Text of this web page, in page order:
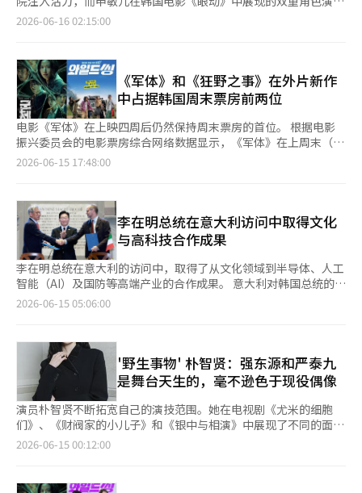
他人建立联系。无论孩子们与什么对象玩耍，想象力的发挥都是不
变的元素。”对于韩国观众来说，博尼的孤独感和对友谊的渴望是
建立联系、共鸣和友谊。她的友谊和人际关系的思考方式受到周围
朋友的影响。博尼努力拥有别人拥有的设备，使用别人使用的技
术，尽量使用朋友们的语言。尽管如此，她却面临无法实现真正渴
望的真诚连接的困境。这对博尼和杰西来说都是巨大的挑战。杰西
重视友谊和连接，但她认为为了此不能失去自己的真诚。希望韩国
观众能对此有所共鸣。”本作品中，杰西的故事也是重要的一部
分。她渴望作为玩具陪伴孩子，但又不得不面对孩子逐渐走向另一
现出来。随着孩子的成长，作为父母也会感同身受，必须放下他
们。对于沉迷于智能设备、无法像以前那样玩耍的孩子来说，像杰
西一样告诉他们‘孩子们应该快乐、玩耍和享受’的存在是非常重
要的。与好朋友见面、分享心情和建立联系的主题在电影中并不容
易呈现，但这部作品做得非常好。”饰演伍迪的汤姆·汉克斯谈到
了角色所经历的时间和重新回归的责任感。他说：“伍迪经历了很
多事情。最初，他是安迪房间里玩具的领导者，稍显权威和规范，
一个经历岁月洗礼的玩具。我认为他是所有玩具角色中最有经验的
老将。”他补充道：“作为与角色共同度过30年的演员，我意识到
所有学习的过程，并以更大的责任感投入其中。”巴斯也迎来了新
的变化。蒂姆·艾伦预告此次作品中巴斯的情感线将更加突出。他
表示：“这次观众将看到巴斯感受到情感的一面，他的心因某人而
怦怦跳动，杰西对他来说的心意将更加明显。”他还谈到多种版本
的巴斯的配音过程：“演绎这些角色非常有趣。我自己也喜欢每次
演出时进行升级，这次大家将见到的巴斯是经过实际升级的玩
裔美国演员格蕾塔·李饰演。他表示，他并没有将博尼所吸引的智
映。 CJ 4DPLEX的代表方俊植表示：“《军体》的成绩展示了韩
国内容与韩国开发的技术特别放映厅在全球市场的协同效应。未
的生态系统。” 另一方面，根据16日电影振兴委员会的电影票房
综合计算系统，《军体》在前一天15日吸引了33,836名观众，保
持了票房第一的位置。累计观众人数为524万6648人。※ 本报道
经人工智能（AI）系统翻译与编辑。
这一反应超越了简单的原声带消费，观众们以真实歌手的方式享受
电影中的角色。社交媒体上，《你喜欢》挑战活动正在进行。演员
基周、P.O、柳承秀、金善浩等同事演员也纷纷参与。包括aespa
的冬季、MONSTA X的基贤、Boynextdoor的泰山、STAYC的秀敏
等K-pop偶像，以及歌手、舞蹈家、主持人、厨师、棒球运动员等
各领域的参与者络绎不绝。在这一过程中，“崔成坤”不仅是一个
简单的角色，而是成为了一个粉丝文化的象征。电影中的粉丝
名“坤队”在社交媒体上如游戏般传播，吴政世也以“崔成坤”的
形象积极参与。他不仅参加了“无物时间”的采访，还与Risen
Jenna一起展示了“Boompala”挑战，增强了角色的现实感。观
成坤”的活动，这种构成引发了观众的沉浸感。乐天娱乐的相关人
士在接受采访时表示：“《狂野之声》不仅仅是一部电影，而是希
望观众能够在影院之外持续享受和消费角色及其世界观，因此我们
设立了多种接触点。”他还表示：“在崔成坤的线下粉丝见面会
上，观众们如同与真实艺术家见面一样，跨越了电影与现实的界
限，令我们感到非常欣慰。”在音乐排行榜上也出现了有趣的结
果。根据Melon HOT100排行榜（截至6月9日下午2点），崔成坤
的《你喜欢》排名第34位。特别是与电影中设定的连续39周保持
第二”的崔成坤在现实排行榜上超越了对手。线下的世界观扩展也
在继续。6月13日，为庆祝崔成坤的生日而举行的“成坤诞辰
日”特别放映会和舞台问候活动全场售罄。吴政世身着崔成坤的发
型和服装出现在影院，并演唱《你喜欢》，引发观众的热烈欢呼。
身穿粉色物品的观众们也齐声合唱，并准备了应援横幅，反应几乎
如同真实的粉丝见面会。这一趋势展示了电影角色在作品之外的再
消费方式。过去，电影中的歌曲往往局限于原声带或宣传内容，而
色，而是像真实活动的歌手一样进行消费。电影中的音乐活动也在
备受关注，大家都在期待这部电影能否延续影院的热潮。15日下
熙出席。《眼动》是一部悬疑惊悚片，讲述了因遗传病逐渐失去视
力的女主角徐珍在调查双胞胎妹妹之死的过程中，逐渐揭开真相的
故事。导演廉志浩表示：“由于《眼动》是一部惊悚片，因此我特
别注重让观众能够顺利跟随故事的发展，努力在模糊与清晰之间保
持平衡。”他接着说：“虽然这部电影是惊悚片，但我认为它也是
一部关于爱的电影。我思考了在表现爱的行为时，究竟什么才是真
正的爱，希望观众在观看时也能思考这些问题。”《眼动》改编自
2011年上映的西班牙电影《朱莉亚的眼睛》。导演廉志浩提
处。廉导演表示：“欧洲的情感与我们的情感有着微妙的不同。我
考虑到这种差异，努力让故事的推进方式更符合韩国观众的感受，
尽量消除情感上的隔阂。”在影片中，申敏儿饰演的徐珍是一名因
遗传性视神经病逐渐失去视力的摄影师，她在调查双胞胎妹妹的死
因时，面临重重挑战。而她的双胞胎妹妹徐仁则是一名成功的陶艺
家，却因神秘的死因而离世。申敏儿表示：“我努力表现出徐珍逐
渐失去视力时的情感和恐惧，同时也希望观众能感受到她与徐仁之
间复杂的关系。”她补充道：“随着剧情逐渐走向高潮，我也在努
敏儿挑战了双重角色的演绎。虽然两人面容相似，但却有着不同的
缺陷和欲望，创造出紧张的悬疑氛围。申敏儿表示：“我认为这两
个角色完全不同。徐珍和徐仁虽然长得相似，但性格和追求截然不
同。徐珍在进行相同的艺术创作时，内心有缺失，同时又对保护徐
仁有复杂的情感。”她继续说道：“徐仁专注于艺术，但又担心自
己的欲望会给姐姐带来麻烦。由于这两个人物有明显的区别，所以
我在演绎时将其视为不同的作品和角色。”表现失去视力的角色过
程并不容易。申敏儿与廉导演密切讨论了徐珍视野和感官变化的细
2026-06-16 02:15:00
《军体》和《狂野之事》在外片新作
中占据韩国周末票房前两位
电影《军体》在上映四周后仍然保持周末票房的首位。 根据电影
振兴委员会的电影票房综合网络数据显示，《军体》在上周末（12
日至14日）吸引了301052名观众，继续位居周末票房第一。累计
的故事。尽管已上映四周，但仍保持着周末票房的领先地位，进入
了长期热映阶段。 第二位是《狂野之事》。在同一时期，该片吸
引了205103名观众，累计观众人数为869723人。《狂野之事》是
一部喜剧电影，讲述了曾在乐坛风靡一时的三人混合舞蹈组合“三
角”因意外事件解散后，20年后重新寻求复出的冒险故事。 第三
位是《披露日》。该片在周末吸引了112389名观众，累计观众人
数为194671人。《披露日》是斯蒂芬·斯皮尔伯格执导的科幻新
作，围绕着颠覆世界的爆料展开。 《后室》在同一时期吸引了
将突破100万观众。 《后室》讲述了在黄色墙壁和无尽荧光灯下，
克拉克和梅里面临无法解释的事件的故事。平日的多次观影需求和
周末的新观众涌入，使得该片在外片惊悚类型中展现出异常的票房
走势。 在《军体》突破500万观众并保持票房领先的同时，《狂野
之事》也在向90万观众迈进。此外，《披露日》和《后室》等外片
也在吸引观众，夏季影院的竞争仍在继续。※ 本报道经人工智能
（AI）系统翻译与编辑。
2026-06-15 17:48:00
李在明总统在意大利访问中取得文化
与高科技合作成果
李在明总统在意大利的访问中，取得了从文化领域到半导体、人工
智能（AI）及国防等高端产业的合作成果。 意大利对韩国总统的国
宾访问给予了最高级别的礼遇，并决定将两国关系提升为“特别战
了“高尚文化的力量”。 李总统指出：“作为当代最顶尖的国际
贸易城市和金融中心，佛罗伦萨的实力源于其吸引人类的文化力
量。”他强调：“文化和艺术是跨越时代和国界，连接人心、增进
理解的最强大力量。” 这是李总统就任后首次访问欧洲，他选择
了非首都罗马的城市进行访问，符合意大利国宾访问的惯例。意大
利总统塞尔吉奥·马塔雷拉在2023年访问韩国时曾参观过板门店
和合川海印寺，而前总统金大中在2000年3月访问意大利时则访问
了米兰。 李总统当日下午出席了在梵蒂冈圣保罗大教堂举行
了在国际形势急剧变化的背景下，韩国对和平与团结的决心，并请
2026-06-15 05:06:00
'野生事物' 朴智贤：强东源和严泰九
是舞台天生的，毫不逊色于现役偶像
演员朴智贤不断拓宽自己的演技范围。她在电视剧《尤米的细胞
们》、《财阀家的小儿子》和《银中与相演》中展现了不同的面
貌，赢得了观众的信任，而在电影《野生事物》中，她再次迎接新
演主唱多美，展现了幽默的喜剧演技，进一步拓宽了自己的演技范
2026-06-15 00:12:00